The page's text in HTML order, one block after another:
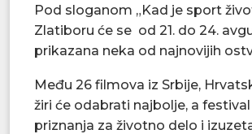
Pod sloganom „Kad je sport
Zlatiboru će se od 21. do 24.
prikazana neka od najnovijih
Među 26 filmova iz Srbije,
žiri će odabrati najbolje, a
priznanja za životno delo i